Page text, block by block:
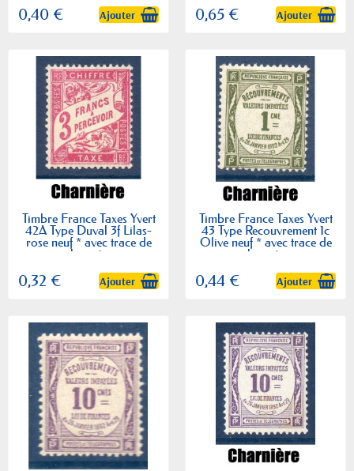
0,40 € Ajouter 0,65 € Ajouter
Timbre France Taxes Yvert
42A Type Duval 3f Lilas-
rose neuf * avec trace de
charnière
0,32 € Ajouter
Timbre France Taxes Yvert
43 Type Recouvrement 1c
Olive neuf * avec trace de
charnière
0,44 € Ajouter